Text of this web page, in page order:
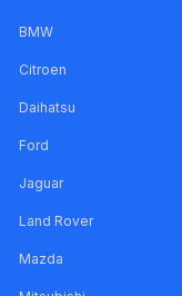
BMW
Citroen
Daihatsu
Ford
Jaguar
Land Rover
Mazda